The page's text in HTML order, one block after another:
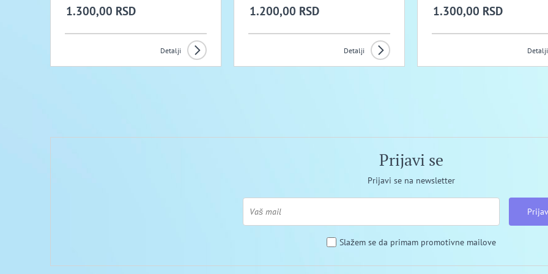
1.300,00 RSD
Detalji
1.200,00 RSD
Detalji
1.300,00 RSD
Detalji
Prijavi se
Prijavi se na newsletter
Slažem se da primam promotivne mailove